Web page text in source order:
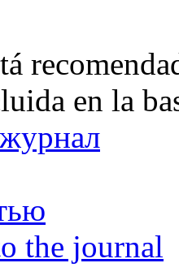
en la
the journal